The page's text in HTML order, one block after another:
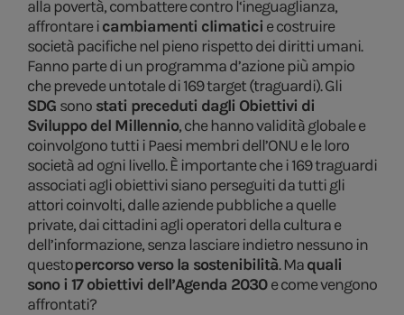
alla povertà, combattere contro l‘ineguaglianza,
affrontare icambiamenti climatici e costruire
società pacifiche nel pieno rispetto dei diritti umani.
Fanno parte di un programma d’azione più ampio
che prevede un totale di 169 target (traguardi). Gli
SDG sono stati preceduti dagli Obiettivi di
Sviluppo del Millennio, che hanno validità globale e
coinvolgono tutti i Paesi membri dell’ONU e le loro
società ad ogni livello. È importante che i 169 traguardi
associati agli obiettivi siano perseguiti da tutti gli
attori coinvolti, dalle aziende pubbliche a quelle
private, dai cittadini agli operatori della cultura e
dell’informazione, senza lasciare indietro nessuno in
questopercorso verso la sostenibilità. Maquali
sono i 17 obiettivi dell’Agenda 2030e come vengono
affrontati?